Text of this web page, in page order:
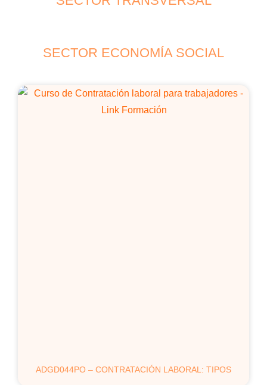
SECTOR ECONOMÍA SOCIAL
ADGD044PO – CONTRATACIÓN LABORAL: TIPOS